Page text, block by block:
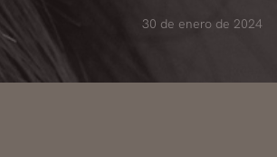
30 de enero de 2024